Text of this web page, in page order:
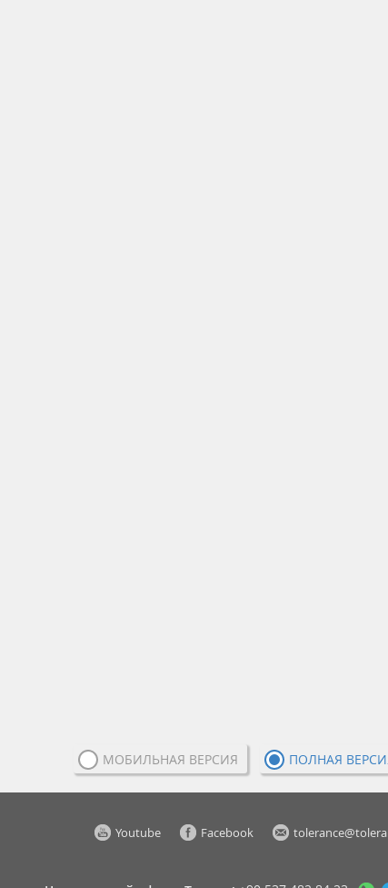
МОБИЛЬНАЯ ВЕРСИЯ ПОЛНАЯ
Youtube Facebook